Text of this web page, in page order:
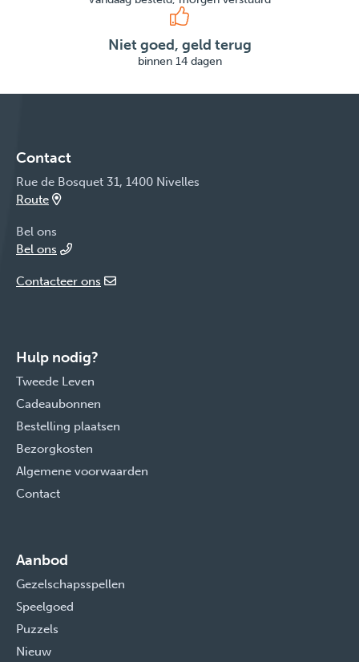
Niet goed, geld terug
binnen 14 dagen
Contact
Rue de Bosquet 31, 1400 Nivelles
Route
Bel ons
Bel ons
Contacteer ons
Hulp nodig?
Tweede Leven
Cadeaubonnen
Bestelling plaatsen
Bezorgkosten
Algemene voorwaarden
Contact
Aanbod
Gezelschapsspellen
Speelgoed
Puzzels
Nieuw